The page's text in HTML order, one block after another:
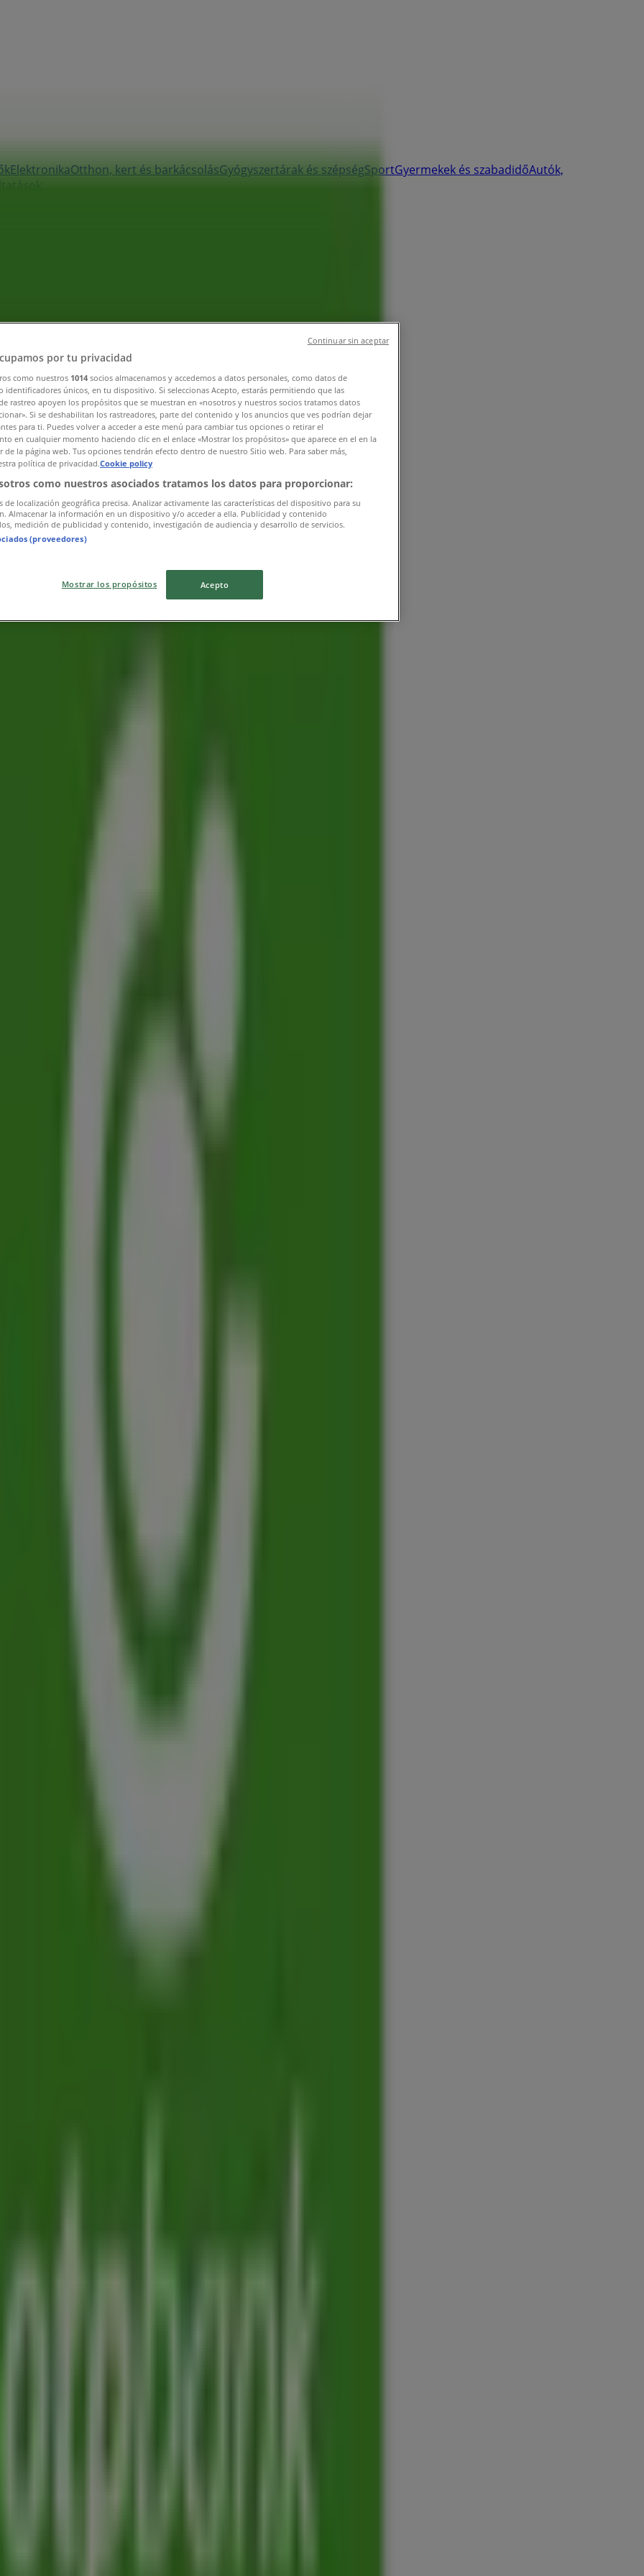
ElektronikaOtthon, kert és barkácsolásGyógyszertárak és szépségSportGyermekek és szabadidőAutók,
- Nyitvatartás & Katalógus
Debrecen városában
por tu privacidad
como nuestros 1014 socios almacenamos y accedemos a datos personales, como datos de
identificadores únicos, en tu dispositivo. Si seleccionas Acepto, estarás permitiendo que las
rastreo apoyen los propósitos que se muestran en «nosotros y nuestros socios tratamos datos
Si se deshabilitan los rastreadores, parte del contenido y los anuncios que ves podrían dejar
para ti. Puedes volver a acceder a este menú para cambiar tus opciones o retirar el
en cualquier momento haciendo clic en el enlace «Mostrar los propósitos» que aparece en el en la
de la página web. Tus opciones tendrán efecto dentro de nuestro Sitio web. Para saber más,
política de privacidad.Cookie policy
como nuestros asociados tratamos los datos para proporcionar:
de localización geográfica precisa. Analizar activamente las características del dispositivo para su
Almacenar la información en un dispositivo y/o acceder a ella. Publicidad y contenido
medición de publicidad y contenido, investigación de audiencia y desarrollo de servicios.
(proveedores)
Mostrar los propósitos Acepto
Continuar sin aceptar